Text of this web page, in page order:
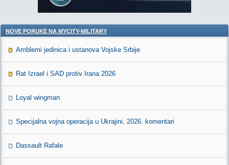
NOVE PORUKE NA MYCITY-MILITARY
Amblemi jedinica i ustanova Vojske Srbije
Rat Izrael i SAD protiv Irana 2026
Loyal wingman
Specijalna vojna operacija u Ukrajini, 2026. komentari
Dassault Rafale